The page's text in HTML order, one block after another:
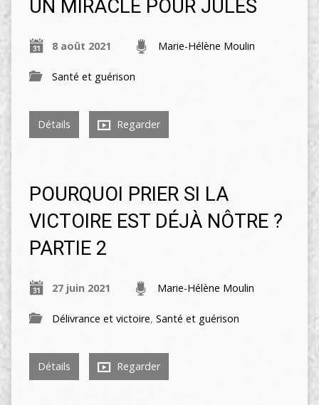
UN MIRACLE POUR JULES
8 août 2021 Marie-Hélène Moulin
Santé et guérison
Détails Regarder
POURQUOI PRIER SI LA
VICTOIRE EST DÉJÀ NÔTRE ?
PARTIE 2
27 juin 2021 Marie-Hélène Moulin
Délivrance et victoire, Santé et guérison
Détails Regarder